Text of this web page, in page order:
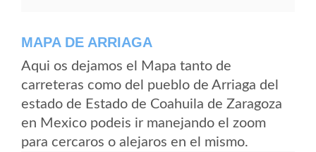
MAPA DE ARRIAGA
Aqui os dejamos el Mapa tanto de
carreteras como del pueblo de Arriaga del
estado de Estado de Coahuila de Zaragoza
en Mexico podeis ir manejando el zoom
para cercaros o alejaros en el mismo.